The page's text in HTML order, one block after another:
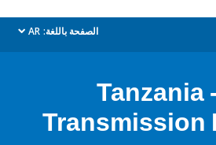
الصفحة باللغة: AR
dropdown